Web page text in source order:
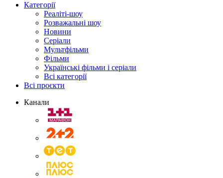
Категорії
Реаліті-шоу
Розважальні шоу
Новини
Серіали
Мультфільми
Фільми
Українські фільми і серіали
Всі категорії
Всі проєкти
Канали